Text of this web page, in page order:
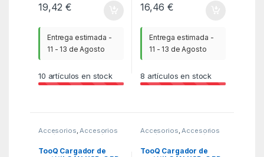
19,42€
Entrega estimada -
11 - 13 de Agosto
10 artículos en stock
16,46€
Entrega estimada -
11 - 13 de Agosto
8 artículos en stock
Accesorios,Accesorios
Portátil Alimentación
TooQ Cargador de
Accesorios,Accesorios
Portátil Alimentación
TooQ Cargador de